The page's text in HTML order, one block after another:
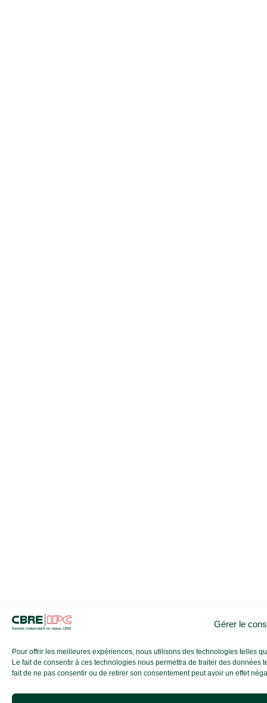
Gérer le
Pour offrir les meilleures expériences, nous utilisons des technologies telles
Le fait de consentir à ces technologies nous permettra de traiter des
fait de ne pas consentir ou de retirer son consentement peut avoir un effet